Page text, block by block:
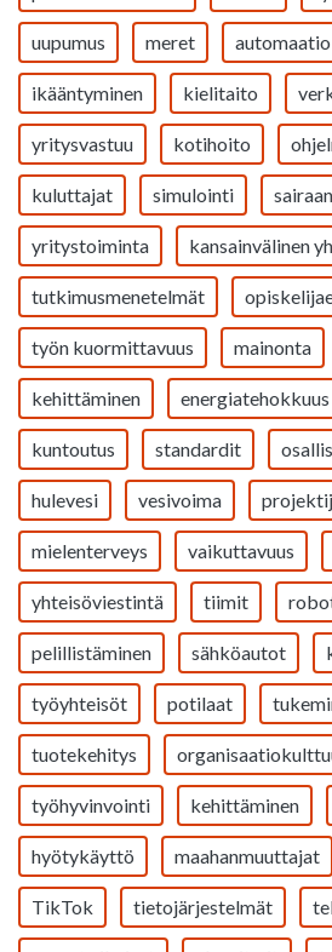
uupumus meret automaatio
ikääntyminen kielitaito
yritysvastuu kotihoito
kuluttajat simulointi
yritystoiminta kansainvälinen
tutkimusmenetelmät
työn kuormittavuus mainonta
kehittäminen energiatehokkuus
kuntoutus standardit
hulevesi vesivoima
mielenterveys vaikuttavuus
yhteisöviestintä tiimit
pelillistäminen sähköautot
työyhteisöt potilaat
tuotekehitys
työhyvinvointi kehittäminen
hyötykäyttö maahanmuuttajat
TikTok tietojärjestelmät